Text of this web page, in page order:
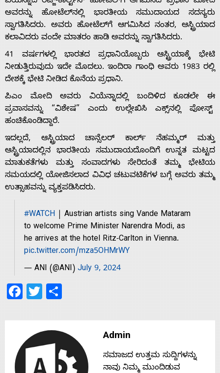
Home
About
Us
Advertise
With
Contact
ಅವರನ್ನು ಹೋಟೆಲ್‌ನಲ್ಲಿ ಭಾರತೀಯ ಸಮುದಾಯದ ಸದಸ್ಯರು
ಸ್ವಾಗತಿಸಿದರು. ಅವರು ಹೋಟೆಲ್‌ಗೆ ಆಗಮಿಸಿದ ನಂತರ, ಆಸ್ಟ್ರಿಯಾದ
ಕಲಾವಿದರು ವಂದೇ ಮಾತರಂ ಹಾಡಿ ಅವರನ್ನು ಸ್ವಾಗತಿಸಿದರು.
41 ವರ್ಷಗಳಲ್ಲಿ ಭಾರತದ ಪ್ರಧಾನಿಯೊಬ್ಬರು ಆಸ್ಟ್ರಿಯಾಕ್ಕೆ ಭೇಟಿ
ನೀಡುತ್ತಿರುವುದು ಇದೇ ಮೊದಲು. ಇಂದಿರಾ ಗಾಂಧಿ ಅವರು 1983 ರಲ್ಲಿ
ದೇಶಕ್ಕೆ ಭೇಟಿ ನೀಡಿದ ಕೊನೆಯ ಪ್ರಧಾನಿ.
ಪಿಎಂ ಮೋದಿ ಅವರು ವಿಯೆನ್ನಾದಲ್ಲಿ ಬಂದಿಳಿದ ಕೂಡಲೇ ಈ
ಪ್ರವಾಸವನ್ನು “ವಿಶೇಷ” ಎಂದು ಉಲ್ಲೇಖಿಸಿ ಎಕ್ಸ್‌ನಲ್ಲಿ ಪೋಸ್ಟ್
ಹಂಚಿಕೊಂಡಿದ್ದಾರೆ.
ಇದಲ್ಲದೆ, ಆಸ್ಟ್ರಿಯಾದ ಚಾನ್ಸೆಲರ್ ಕಾರ್ಲ್ ನೆಹಮ್ಮರ್ ಮತ್ತು
ಆಸ್ಟ್ರಿಯಾದಲ್ಲಿನ ಭಾರತೀಯ ಸಮುದಾಯದೊಂದಿಗೆ ಉನ್ನತ ಮಟ್ಟದ
ಮಾತುಕತೆಗಳು ಮತ್ತು ಸಂವಾದಗಳು ಸೇರಿದಂತೆ ತಮ್ಮ ಭೇಟಿಯ
ಸಮಯದಲ್ಲಿ ಯೋಜಿಸಲಾದ ವಿವಿಧ ಚಟುವಟಿಕೆಗಳ ಬಗ್ಗೆ ಅವರು ತಮ್ಮ
ಉತ್ಸಾಹವನ್ನು ವ್ಯಕ್ತಪಡಿಸಿದರು.
#WATCH | Austrian artists sing Vande Mataram
to welcome Prime Minister Narendra Modi, as
he arrives at the hotel Ritz-Carlton in Vienna.
pic.twitter.com/mza5OHMrWY
— ANI (@ANI)July 9, 2024
Facebook
Twitter
Admin
ಸಮಾಜದ ಉತ್ತಮ ಸುದ್ದಿಗಳನ್ನು
ನಾವು ನಿಮ್ಮ ಮುಂದಿಡುವ